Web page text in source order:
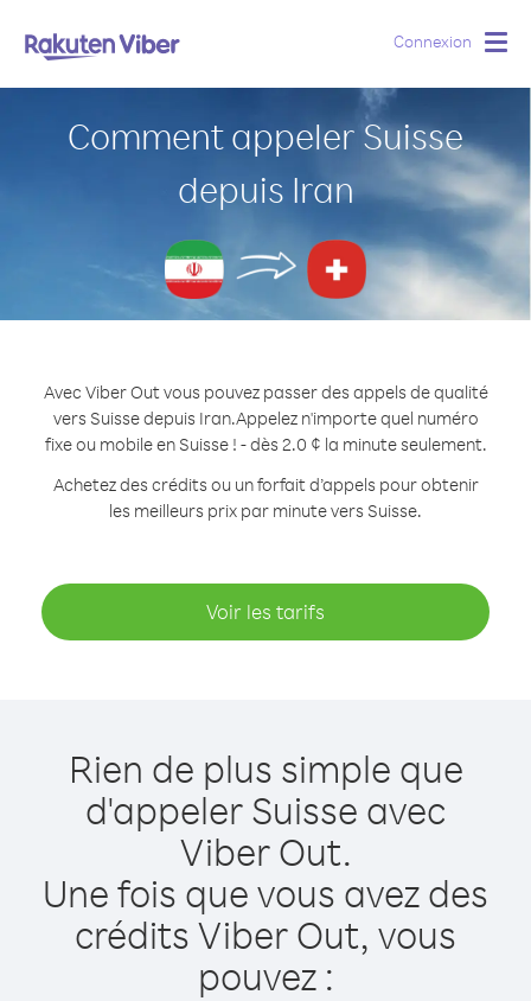
Connexion
Comment appeler Suisse
depuis Iran
Avec Viber Out vous pouvez passer des appels de qualité
vers Suisse depuis Iran.Appelez n'importe quel numéro
fixe ou mobile en Suisse ! - dès 2.0 ¢ la minute seulement.
Achetez des crédits ou un forfait d’appels pour obtenir
les meilleurs prix par minute vers Suisse.
Voir les tarifs
Rien de plus simple que
d'appeler Suisse avec
Viber Out.
Une fois que vous avez des
crédits Viber Out, vous
pouvez :